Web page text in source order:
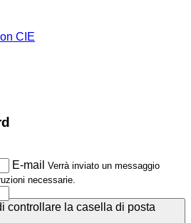
CIE
E-mail Verrà inviato un messaggio
necessarie.
controllare la casella di posta